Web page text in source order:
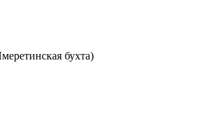
бухта)